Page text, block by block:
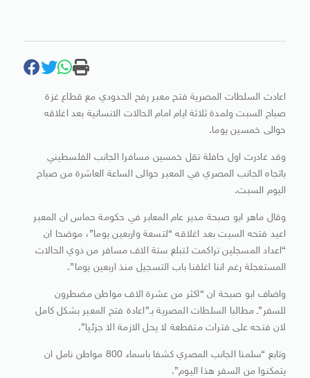
اعادت السلطات المصرية فتح معبر رفح الحدودي مع قطاع غزة
صباح السبت ولمدة ثلاثة ايام امام الحالات الانسانية بعد اغلاقه
حوالى خمسين يوما.
وقد غادرت اول حافلة تقل خمسين مسافرا الجانب الفلسطيني
باتجاه الجانب المصري في المعبر حوالى الساعة العاشرة من صباح
اليوم السبت.
وقال ماهر ابو صبحة مدير عام المعابر في حكومة حماس ان المعبر
اعيد فتحه السبت بعد اغلاقه “لتسعة واربعين يوما”، موضحا ان
“اعداد المسجلين تراكمت لتبلغ ستة الاف مسافر من ذوي الحالات
المستعجلة رغم اننا اغلقنا باب التسجيل منذ اربعين يوما”.
واضاف ابو صبحة ان “اكثر من عشرة الاف مواطن مضطرون
للسفر”ـ مطالبا السلطات المصرية بـ”اعادة فتح المعبر بشكل كامل
لان فتحه على فترات متقطعة لا يحل الازمة الا جزئيا”.
وتابع “سلمنا الجانب المصري كشفا باسماء 800 مواطن نامل ان
يتمكنوا من السفر هذا اليوم”.